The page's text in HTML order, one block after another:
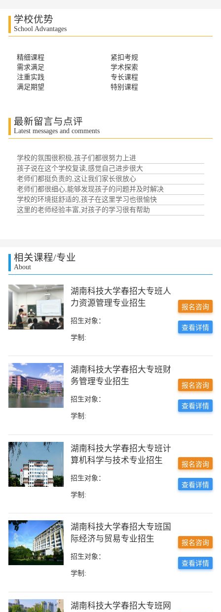
学校优势
School Advantages
精细课程
紧扣考规
需求满足
学术探索
注重实践
专长课程
满足期望
特别课程
最新留言与点评
Latest messages and comments
学校的氛围很积极,孩子们都很努力上进
孩子说在这个学校复读,感觉自己进步很大
老师们都挺负责的,这让我们家长很放心
老师们都很细心,能够发现孩子的问题并及时解决
学校的环境挺舒适的,孩子在这里学习也很愉快
这里的老师经验丰富,对孩子的学习很有帮助
相关课程/专业
About
湖南科技大学春招大专班人
力资源管理专业招生
招生对象：
学制:
报名咨询
查看详情
湖南科技大学春招大专班财
务管理专业招生
招生对象：
学制:
报名咨询
查看详情
湖南科技大学春招大专班计
算机科学与技术专业招生
招生对象：
学制:
报名咨询
查看详情
湖南科技大学春招大专班国
际经济与贸易专业招生
招生对象：
学制:
报名咨询
查看详情
湖南科技大学春招大专班网